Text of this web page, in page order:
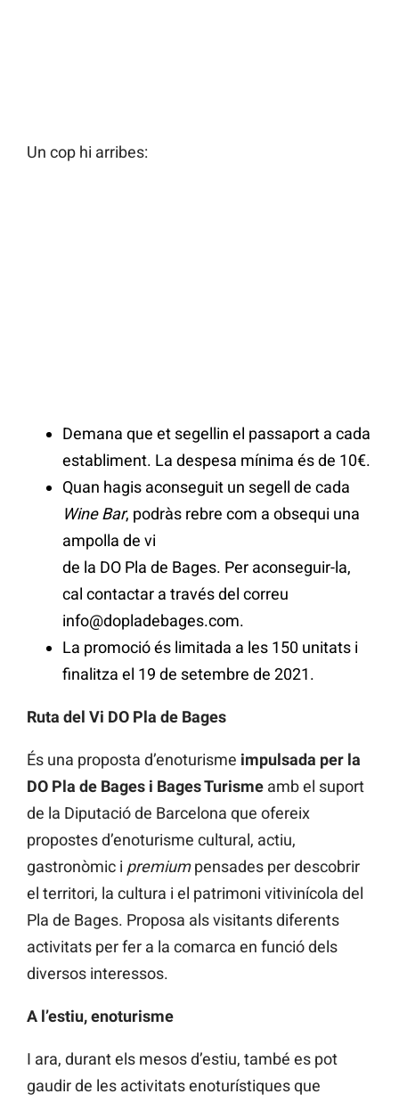
Un cop hi arribes:
Demana que et segellin el passaport a cada
establiment. La despesa mínima és de 10€.
Quan hagis aconseguit un segell de cada
Wine Bar, podràs rebre com a obsequi una
ampolla de vi
de la DO Pla de Bages. Per aconseguir-la,
cal contactar a través del correu
info@dopladebages.com.
La promoció és limitada a les 150 unitats i
finalitza el 19 de setembre de 2021.
Ruta del Vi DO Pla de Bages
És una proposta d’enoturisme impulsada per la
DO Pla de Bages i Bages Turisme amb el suport
de la Diputació de Barcelona que ofereix
propostes d’enoturisme cultural, actiu,
gastronòmic i premiumpensades per descobrir
el territori, la cultura i el patrimoni vitivinícola del
Pla de Bages. Proposa als visitants diferents
activitats per fer a la comarca en funció dels
diversos interessos.
A l’estiu, enoturisme
I ara, durant els mesos d’estiu, també es pot
gaudir de les activitats enoturístiques que